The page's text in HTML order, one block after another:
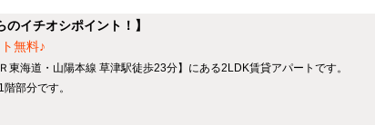
イチオシポイント！】
無料♪
海道・山陽本線 草津駅徒歩23分】にある2LDK賃貸アパートです。
部分です。